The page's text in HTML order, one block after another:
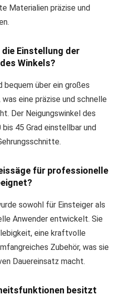
Materialien präzise und
Einstellung der
Winkels?
bequem über ein großes
eine präzise und schnelle
Der Neigungswinkel des
45 Grad einstellbar und
für professionelle
sowohl für Einsteiger als
Anwender entwickelt. Sie
eine kraftvolle
Zubehör, was sie
Dauereinsatz macht.
besitzt